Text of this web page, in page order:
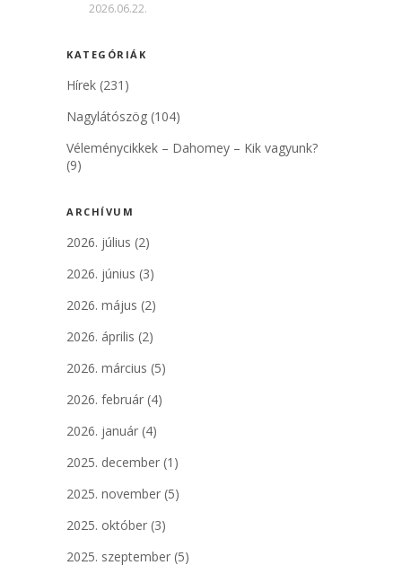
2026.06.22.
KATEGÓRIÁK
Hírek (231)
Nagylátószög (104)
Véleménycikkek – Dahomey – Kik vagyunk?
(9)
ARCHÍVUM
2026. július (2)
2026. június (3)
2026. május (2)
2026. április (2)
2026. március (5)
2026. február (4)
2026. január (4)
2025. december (1)
2025. november (5)
2025. október (3)
2025. szeptember (5)